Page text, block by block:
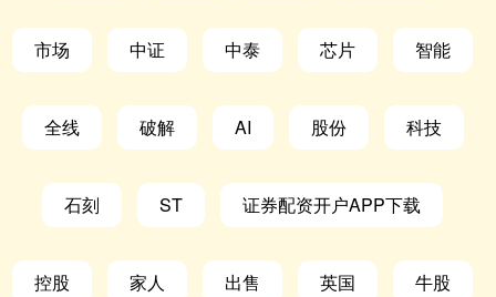
市场 中证 中泰 芯片 智能
全线 破解 AI 股份 科技
石刻 ST 证券配资开户APP下载
控股 家人 出售 英国 牛股